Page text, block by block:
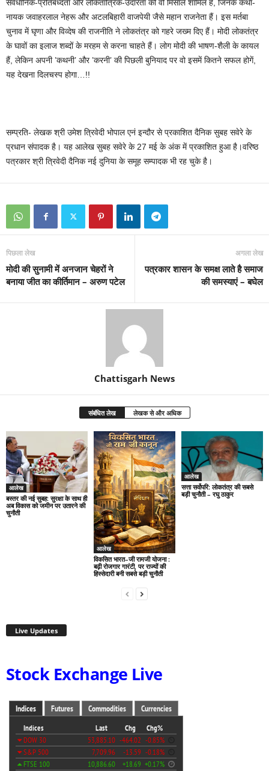
संवैधानिक-प्रतिबध्दता और लोकतांत्रिक-उदारता की वो मिसालें शामिल हैं, जिनके कथा-
नायक जवाहरलाल नेहरू और अटलबिहारी वाजपेयी जैसे महान राजनेता हैं। इस मर्तबा
चुनाव में घृणा और विव्देष की राजनीति ने लोकतंत्र को गहरे जख्म दिए हैं। मोदी लोकतंत्र
के घावों का इलाज शब्दों के मरहम से करना चाहते हैं। लोग मोदी की भाषण-शैली के कायल
हैं, लेकिन अपनी ’कथनी’ और ’करनी’ की पिछली बुनियाद पर वो इसमें कितने सफल होगें,
यह देखना दिलचस्प होगा…!!
सम्प्रति- लेखक श्री उमेश त्रिवेदी भोपाल एनं इन्दौर से प्रकाशित दैनिक सुबह सवेरे के
प्रधान संपादक है। यह आलेख सुबह सवेरे के 27 मई के अंक में प्रकाशित हुआ है।वरिष्ठ
पत्रकार श्री त्रिवेदी दैनिक नई दुनिया के समूह सम्पादक भी रह चुके है।
पिछला लेख
मोदी की सुनामी में अनजान चेहरों ने
बनाया जीत का कीर्तिमान – अरुण पटेल
अगला लेख
पत्रकार शासन के समक्ष लाते है समाज
की समस्याएं – बघेल
Chattisgarh News
संबंधित लेख लेखक से और अधिक
आलेख
बस्तर की नई सुबह: सुरक्षा के साथ ही
अब विकास को जमीन पर उतारने की
चुनौती
आलेख
विकसित भारत–जी रामजी योजना :
बढ़ी रोजगार गारंटी, पर राज्यों की
हिस्सेदारी बनी सबसे बड़ी चुनौती
आलेख
सत्ता सर्वोपरि: लोकतंत्र की सबसे
बड़ी चुनौती – रघु ठाकुर
Live Updates
Stock Exchange Live